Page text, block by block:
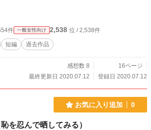
件 一般女性向け 2,538 位 / 2,538件
短編 過去作品
感想数 8
16ページ
最終更新日 2020.07.12
登録日 2020.07.12
お気に入り追加 0
を忍んで晒してみる）